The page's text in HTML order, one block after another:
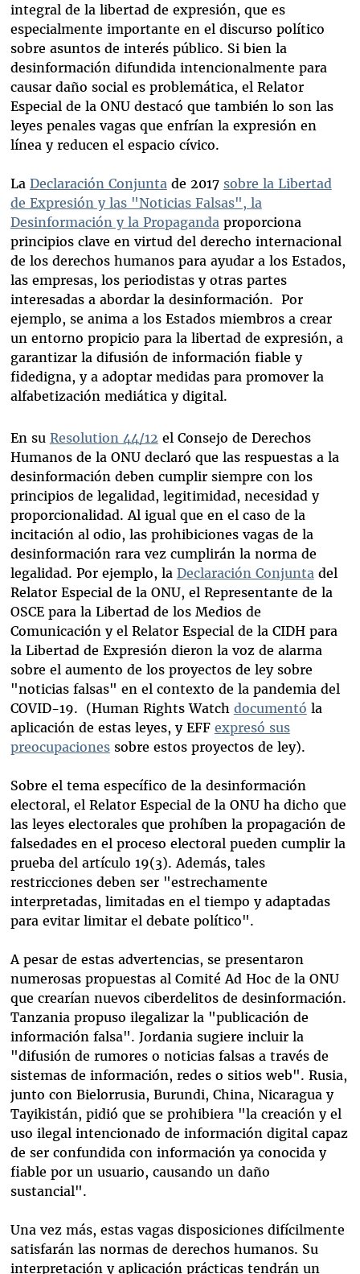
integral de la libertad de expresión, que es
especialmente importante en el discurso político
sobre asuntos de interés público. Si bien la
desinformación difundida intencionalmente para
causar daño social es problemática, el Relator
Especial de la ONU destacó que también lo son las
leyes penales vagas que enfrían la expresión en
línea y reducen el espacio cívico.
La Declaración Conjuntade 2017 sobre la Libertad
de Expresión y las "Noticias Falsas", la
Desinformación y la Propagandaproporciona
principios clave en virtud del derecho internacional
de los derechos humanos para ayudar a los Estados,
las empresas, los periodistas y otras partes
interesadas a abordar la desinformación. Por
ejemplo, se anima a los Estados miembros a crear
un entorno propicio para la libertad de expresión, a
garantizar la difusión de información fiable y
fidedigna, y a adoptar medidas para promover la
alfabetización mediática y digital.
En su Resolution 44/12 el Consejo de Derechos
Humanos de la ONU declaró que las respuestas a la
desinformación deben cumplir siempre con los
principios de legalidad, legitimidad, necesidad y
proporcionalidad. Al igual que en el caso de la
incitación al odio, las prohibiciones vagas de la
desinformación rara vez cumplirán la norma de
legalidad. Por ejemplo, la Declaración Conjuntadel
Relator Especial de la ONU, el Representante de la
OSCE para la Libertad de los Medios de
Comunicación y el Relator Especial de la CIDH para
la Libertad de Expresión dieron la voz de alarma
sobre el aumento de los proyectos de ley sobre
"noticias falsas" en el contexto de la pandemia del
COVID-19. (Human Rights Watch documentó la
aplicación de estas leyes, y EFF expresó sus
preocupacionessobre estos proyectos de ley).
Sobre el tema específico de la desinformación
electoral, el Relator Especial de la ONU ha dicho que
las leyes electorales que prohíben la propagación de
falsedades en el proceso electoral pueden cumplir la
prueba del artículo 19(3). Además, tales
restricciones deben ser "estrechamente
interpretadas, limitadas en el tiempo y adaptadas
para evitar limitar el debate político".
A pesar de estas advertencias, se presentaron
numerosas propuestas al Comité Ad Hoc de la ONU
que crearían nuevos ciberdelitos de desinformación.
Tanzania propuso ilegalizar la "publicación de
información falsa". Jordania sugiere incluir la
"difusión de rumores o noticias falsas a través de
sistemas de información, redes o sitios web". Rusia,
junto con Bielorrusia, Burundi, China, Nicaragua y
Tayikistán, pidió que se prohibiera "la creación y el
uso ilegal intencionado de información digital capaz
de ser confundida con información ya conocida y
fiable por un usuario, causando un daño
sustancial".
Una vez más, estas vagas disposiciones difícilmente
satisfarán las normas de derechos humanos. Su
interpretación y aplicación prácticas tendrán un